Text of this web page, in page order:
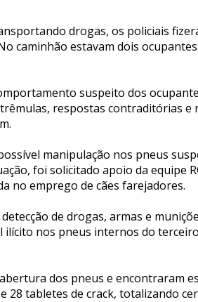
drogas, os policiais
caminhão estavam dois
suspeito dos
respostas contraditórias e
manipulação nos pneus
foi solicitado apoio da equipe
no emprego de cães farejadores.
de drogas, armas e
nos pneus internos do
dos pneus e encontraram
tabletes de crack, totalizando